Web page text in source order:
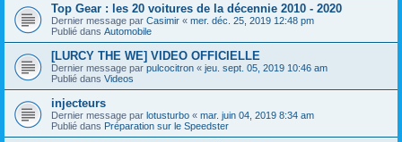
Top Gear : les 20 voitures de la décennie 2010 - 2020
Dernier message par Casimir « mer. déc. 25, 2019 12:48 pm
Publié dans Automobile
[LURCY THE WE] VIDEO OFFICIELLE
Dernier message par pulcocitron « jeu. sept. 05, 2019 10:46 am
Publié dans Videos
injecteurs
Dernier message par lotusturbo « mar. juin 04, 2019 8:34 am
Publié dans Préparation sur le Speedster